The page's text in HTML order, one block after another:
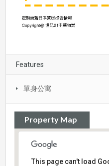
Features
單身公寓
Property Map
This page can't load